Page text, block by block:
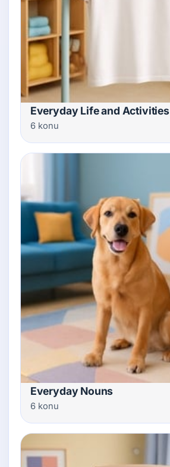
Everyday Life and Activities
6 konu
Everyday Nouns
6 konu